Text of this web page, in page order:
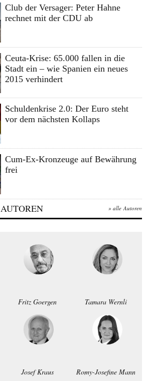
Club der Versager: Peter Hahne
rechnet mit der CDU ab
Ceuta-Krise: 65.000 fallen in die
Stadt ein – wie Spanien ein neues
2015 verhindert
Schuldenkrise 2.0: Der Euro steht
vor dem nächsten Kollaps
Cum-Ex-Kronzeuge auf Bewährung
frei
AUTOREN » alle Autoren
Fritz Goergen Tamara Wernli
Josef Kraus Romy-Josefine Mann